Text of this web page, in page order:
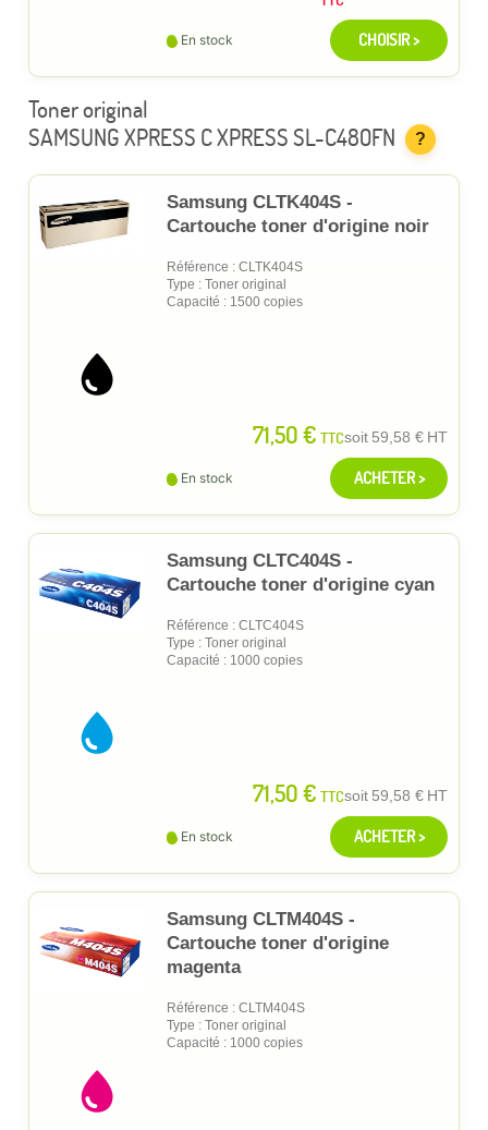
En stock CHOISIR >
Toner original
SAMSUNG XPRESS C XPRESS SL-C480FN
?
Samsung CLTK404S -
Cartouche toner d'origine noir
Référence : CLTK404S
Type : Toner original
Capacité : 1500 copies
71,50 € TTCsoit 59,58 € HT
En stock ACHETER >
Samsung CLTC404S -
Cartouche toner d'origine cyan
Référence : CLTC404S
Type : Toner original
Capacité : 1000 copies
71,50 € TTCsoit 59,58 € HT
En stock ACHETER >
Samsung CLTM404S -
Cartouche toner d'origine
magenta
Référence : CLTM404S
Type : Toner original
Capacité : 1000 copies